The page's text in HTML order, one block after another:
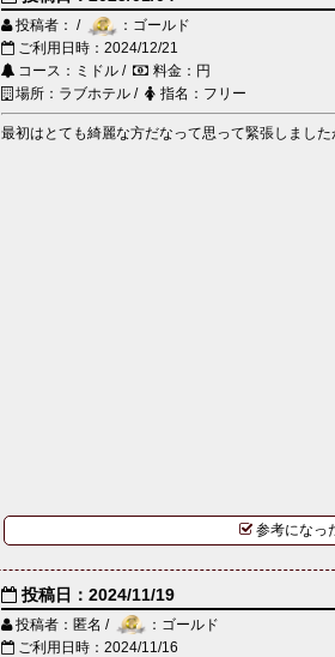
投稿者： /
：ゴールド
ご利用日時：2024/12/21
コース：ミドル /
料金：円
場所：ラブホテル /
指名：フリー
最初はとても綺麗な方だなって思って緊張しまし
参考になっ
投稿日：2024/11/19
投稿者：匿名 /
：ゴールド
ご利用日時：2024/11/16